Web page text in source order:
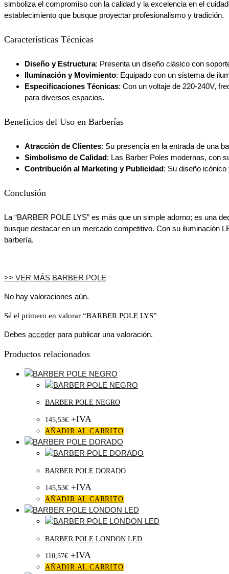
simboliza el compromiso con la calidad y la excelencia en el
establecimiento que busque proyectar profesionalismo y tradición.
Características Técnicas
Diseño y Estructura: Presenta un diseño clásico con
Iluminación y Movimiento: Equipado con un sistema de
Especificaciones Técnicas: Con un voltaje de 220-240V,
para diversos espacios​​​​.
Beneficios del Uso en Barberías
Atracción de Clientes: Su presencia en la entrada de una
Simbolismo de Calidad: Las Barber Poles modernas, con
Contribución al Marketing y Publicidad: Su diseño
Conclusión
La “BARBER POLE LYS” es más que un simple adorno; es una
busque destacar en un mercado competitivo. Con su iluminación
barbería.
>> VER MÁS BARBER POLE
No hay valoraciones aún.
Sé el primero en valorar “BARBER POLE LYS”
Debes acceder para publicar una valoración.
Productos relacionados
BARBER POLE NEGRO
145,53€ +IVA
AÑADIR AL CARRITO
BARBER POLE DORADO
145,53€ +IVA
AÑADIR AL CARRITO
BARBER POLE LONDON LED
110,57€ +IVA
AÑADIR AL CARRITO